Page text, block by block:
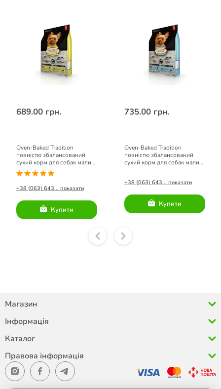
689.00 грн.
Oven-Baked Tradition
повністю збалансований
сухий корм для собак малих
порід зі свіжого м’яса
курятини
+38 (063) 643... показати
Купити
735.00 грн.
Oven-Baked Tradition
повністю збалансований
сухий корм для собак малих
+38 (063) 643... показати
Купити
Магазин
Інформація
Каталог
Правова інформація